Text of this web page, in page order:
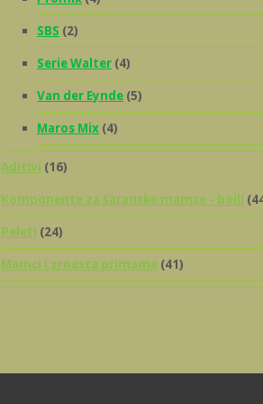
SBS (2)
Serie Walter (4)
Van der Eynde (5)
Maros Mix (4)
Aditivi (16)
Komponente za šaranske mamce - boili
Peleti (24)
Mamci i zrnasta primama (41)